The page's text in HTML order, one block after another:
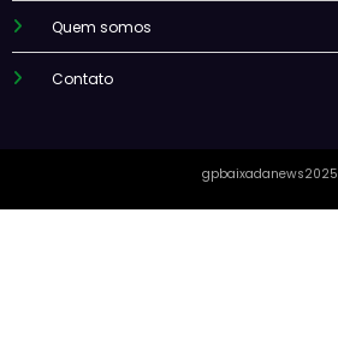
Quem somos
Contato
gpbaixadanews2025